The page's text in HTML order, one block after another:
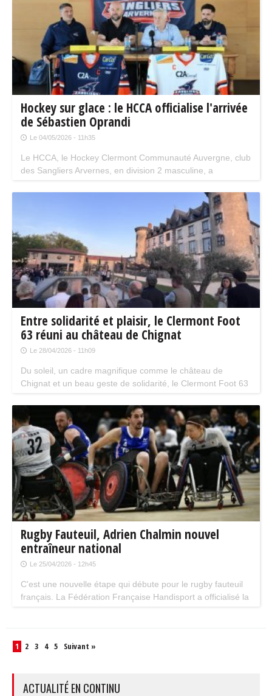
Hockey sur glace : le HCCA officialise l'arrivée
de Sébastien Oprandi
Le 04/05/2026 - 11h35
Le HCCA, le Hockey Clermont Communauté Auvergne, club
des Sangliers Arvernes, en division 2 masculine, a
Général et entraîneur principal : Sébastien Oprandi. Un
homme d'expérience avec une vision de bâtisseur.
Entre solidarité et plaisir, le Clermont Foot
63 réuni au château de Chignat
Le 28/04/2026 - 11h09
Du soleil, un cadre magnifique comme le château de
Chignat et un beau geste de solidarité, le Clermont Foot 63
Rugby Fauteuil, Adrien Chalmin nouvel
entraîneur national
Le 25/04/2026 - 12h45
C'est une nouvelle étape qui débute pour le rugby fauteuil
français. La Fédération Française Handisport a officialisé la
d'un collectif en pleine évolution.
1 2 3 4 5 Suivant »
ACTUALITÉ EN CONTINU